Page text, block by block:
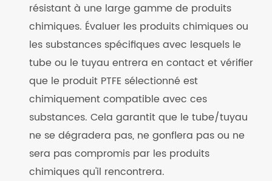
résistant à une large gamme de produits
chimiques. Évaluer les produits chimiques ou
les substances spécifiques avec lesquels le
tube ou le tuyau entrera en contact et vérifier
que le produit PTFE sélectionné est
chimiquement compatible avec ces
substances. Cela garantit que le tube/tuyau
ne se dégradera pas, ne gonflera pas ou ne
sera pas compromis par les produits
chimiques qu'il rencontrera.